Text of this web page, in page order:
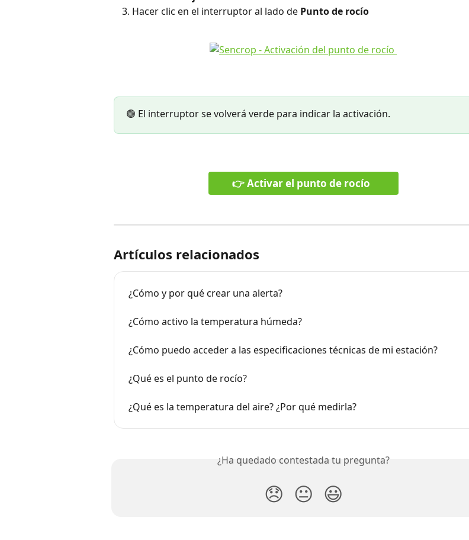
Hacer clic en el interruptor al lado de Punto de rocío
🟢 El interruptor se volverá verde para indicar la activación.
👉 Activar el punto de rocío
Artículos relacionados
¿Cómo y por qué crear una alerta?
¿Cómo activo la temperatura húmeda?
¿Cómo puedo acceder a las especificaciones técnicas de mi estación?
¿Qué es el punto de rocío?
¿Qué es la temperatura del aire? ¿Por qué medirla?
¿Ha quedado contestada tu pregunta?
😞 😐 😃